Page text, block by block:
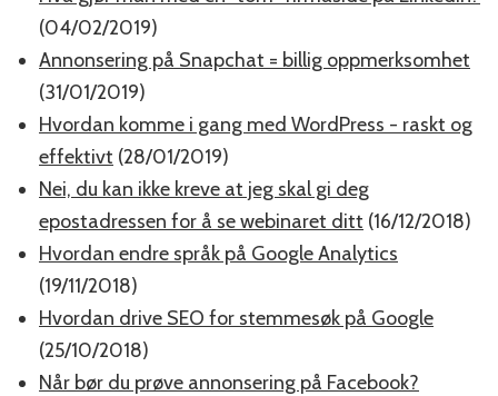
(04/02/2019)
Annonsering på Snapchat = billig oppmerksomhet
(31/01/2019)
Hvordan komme i gang med WordPress - raskt og
effektivt (28/01/2019)
Nei, du kan ikke kreve at jeg skal gi deg
epostadressen for å se webinaret ditt (16/12/2018)
Hvordan endre språk på Google Analytics
(19/11/2018)
Hvordan drive SEO for stemmesøk på Google
(25/10/2018)
Når bør du prøve annonsering på Facebook?